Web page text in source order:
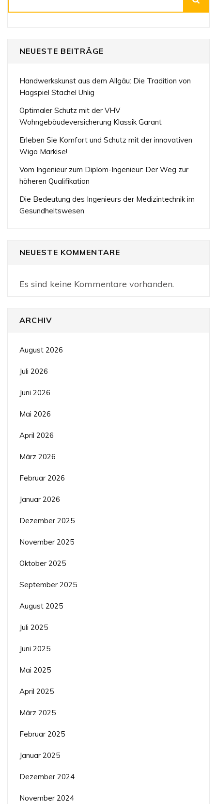
NEUESTE BEITRÄGE
Handwerkskunst aus dem Allgäu: Die Tradition von
Hagspiel Stachel Uhlig
Optimaler Schutz mit der VHV
Wohngebäudeversicherung Klassik Garant
Erleben Sie Komfort und Schutz mit der innovativen
Wigo Markise!
Vom Ingenieur zum Diplom-Ingenieur: Der Weg zur
höheren Qualifikation
Die Bedeutung des Ingenieurs der Medizintechnik im
Gesundheitswesen
NEUESTE KOMMENTARE
Es sind keine Kommentare vorhanden.
ARCHIV
August 2026
Juli 2026
Juni 2026
Mai 2026
April 2026
März 2026
Februar 2026
Januar 2026
Dezember 2025
November 2025
Oktober 2025
September 2025
August 2025
Juli 2025
Juni 2025
Mai 2025
April 2025
März 2025
Februar 2025
Januar 2025
Dezember 2024
November 2024